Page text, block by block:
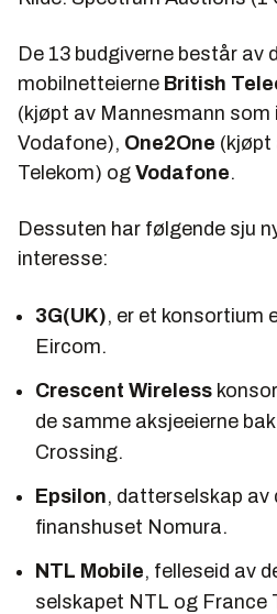
De 13 budgiverne består av
mobilnetteierne British
(kjøpt av Mannesmann som
Vodafone), One2One (kjøpt
Telekom) og Vodafone.
Dessuten har følgende sju
interesse:
3G(UK), er et konsortium
Eircom.
Crescent Wireless
de samme aksjeeierne
Crossing.
Epsilon, datterselskap av
finanshuset Nomura.
NTL Mobile, felleseid av
selskapet NTL og France